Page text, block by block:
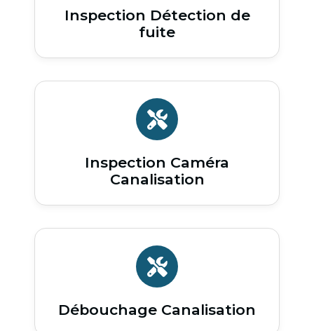
Inspection Détection de
fuite
Inspection Caméra
Canalisation
Débouchage Canalisation